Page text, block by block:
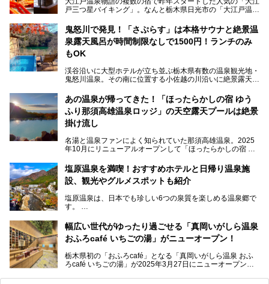
戸三つ星バイキング」。なんと栃木県日光市の「大江戸温泉
ここは首都圏から1泊で行きやすい鬼怒川温泉の渓流沿いに
建つホテルで、バイキングの他にも天然温泉の大浴場とサウ
ナ、フリーフローサービスのラウンジなど館内で楽しめるス
ポットがたくさんあり、3世代旅行やグループ旅行にもぴっ
たり。
そんな「大江戸温泉物語Premium 鬼怒川観光ホテル」の魅
力を詳しく紹介しちゃいます。
───
提供元：大江戸温泉物語ホテルズ＆リゾーツ株式会社【P
R】
この記事は大江戸温泉物語Premium 鬼怒川観光ホテルのPR
記事です。
鬼怒川で発見！「さぷらす」は本格サウナと絶景温
泉露天風呂が時間制限なしで1500円！ランチのみ
もOK
渓谷沿いに大型ホテルが立ち並ぶ栃木県有数の温泉観光地・
鬼怒川温泉。その南に位置する小佐越の川沿いに絶景露天風
こだわりのサウナ、掛け流しの水風呂、天然温泉の露天風
呂、食事処、休憩室など備えて、決して大規模施設ではあり
ませんが、鬼怒川温泉観光の行き帰りに、はたまたサウナで
一日リフレッシュするための目的地に！ぜひオススメしたい
スポットです。時間制限も無いので1人1,500円でひがな一
日サウナや温泉を楽しんでお昼も食べてごろごろできちゃい
ますよ。
あの温泉が帰ってきた！「ほったらかしの宿 ゆう
ふり那須高雄温泉ロッジ」の天空露天プールは絶景
掛け流し
名湯と温泉ファンによく知られていた那須高雄温泉。2025
年10月にリニューアルオープンして「ほったらかしの宿 ゆ
した。
那須湯本の温泉街から少し離れた静かな環境、一軒宿ゆえに
許される露天風呂からの絶景、日帰り入浴や素泊まりで気楽
た。
2名1室利用で1人あたり4,500円～と、思い立ったらすぐに
───
提供元：アイコニア・ホスピタリティ株式会社【PR】
この記事はほったらかしの宿 ゆうふり那須高雄温泉ロッジ
塩原温泉を満喫！おすすめホテルと日帰り温泉施
設、観光やグルメスポットも紹介
塩原温泉は、日本でも珍しい6つの泉質を楽しめる温泉郷で
す。
栃木県の北部にある箒川のほとりに11の温泉地が点在し、
古くから多くの人々から癒やしの場として愛されてきまし
た。
温泉に加えて、豊かな自然を感じられる観光スポットや、こ
こでしか味わえないご当地グルメなど、多彩な魅力がある北
幅広い世代がゆったり過ごせる「真岡いがしら温泉
おふろcafé いちごの湯」がニューオープン！
栃木県初の「おふろcafé」となる「真岡いがしら温泉 おふ
ろcafé いちごの湯」が2025年3月27日にニューオープンす